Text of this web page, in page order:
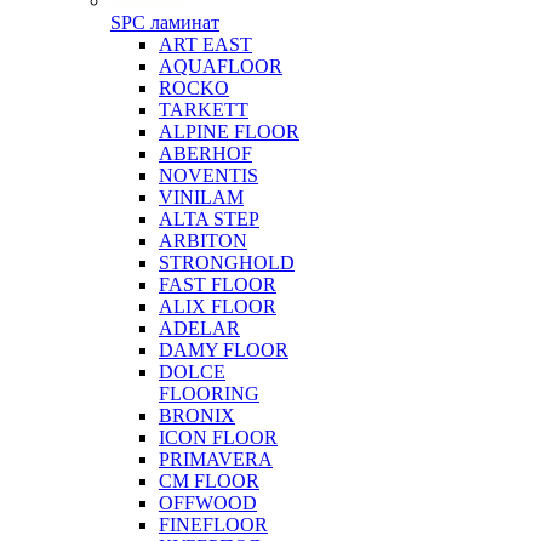
SPC ламинат
ART EAST
AQUAFLOOR
ROCKO
TARKETT
ALPINE FLOOR
ABERHOF
NOVENTIS
VINILAM
ALTA STEP
ARBITON
STRONGHOLD
FAST FLOOR
ALIX FLOOR
ADELAR
DAMY FLOOR
DOLCE
FLOORING
BRONIX
ICON FLOOR
PRIMAVERA
CM FLOOR
OFFWOOD
FINEFLOOR